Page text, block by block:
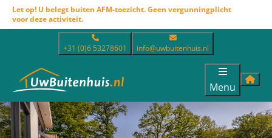
Let op! U belegt buiten AFM-toezicht. Geen vergunningplicht
voor deze activiteit.
+31 (0)6 53278601 info@uwbuitenhuis.nl
Menu